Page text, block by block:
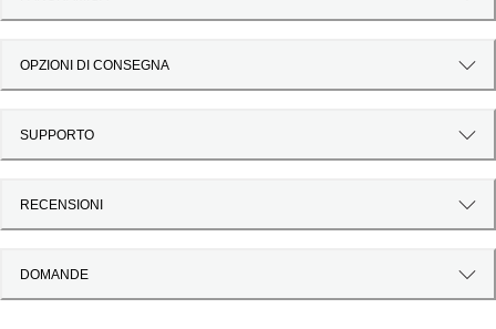
OPZIONI DI CONSEGNA
SUPPORTO
RECENSIONI
DOMANDE